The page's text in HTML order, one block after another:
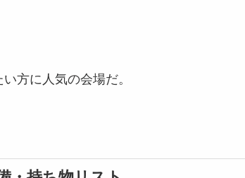
方に人気の会場だ。